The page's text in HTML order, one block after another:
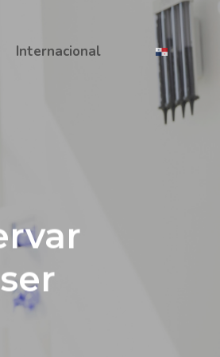
Internacional